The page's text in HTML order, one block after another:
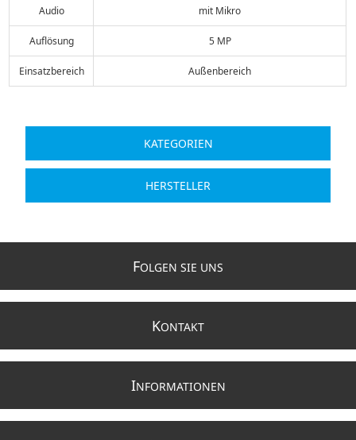
Audio mit Mikro
Auflösung 5 MP
Einsatzbereich Außenbereich
KATEGORIEN
HERSTELLER
FOLGEN SIE UNS
KONTAKT
INFORMATIONEN